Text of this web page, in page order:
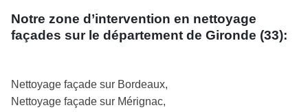
Notre zone d’intervention en nettoyage
façades sur le département de Gironde (33):
Nettoyage façade sur Bordeaux,
Nettoyage façade sur Mérignac,